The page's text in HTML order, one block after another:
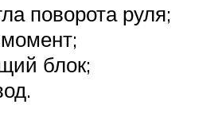
поворота руля;
блок;